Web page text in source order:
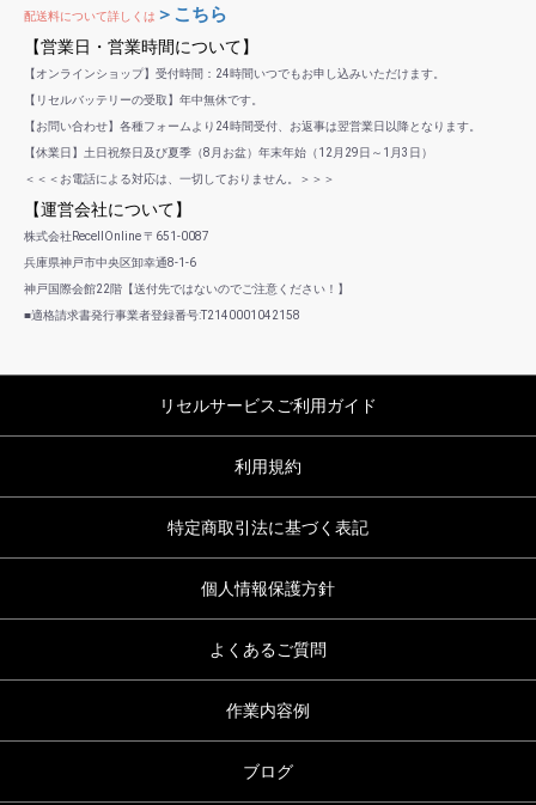
配送料について詳しくは ＞こちら
【営業日・営業時間について】
【オンラインショップ】受付時間：24時間いつでもお申し込みいただけます。
【リセルバッテリーの受取】年中無休です。
【お問い合わせ】各種フォームより24時間受付、お返事は翌営業日以降となります。
【休業日】土日祝祭日及び夏季（8月お盆）年末年始（12月29日～1月3日）
＜＜＜お電話による対応は、一切しておりません。＞＞＞
【運営会社について】
株式会社RecellOnline 〒651-0087
兵庫県神戸市中央区卸幸通8-1-6
神戸国際会館22階【送付先ではないのでご注意ください！】
■適格請求書発行事業者登録番号:T2140001042158
リセルサービスご利用ガイド
利用規約
特定商取引法に基づく表記
個人情報保護方針
よくあるご質問
作業内容例
ブログ